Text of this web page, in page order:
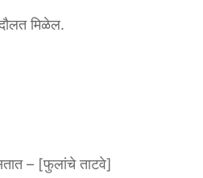
मिळेल.
– [फुलांचे ताटवे]